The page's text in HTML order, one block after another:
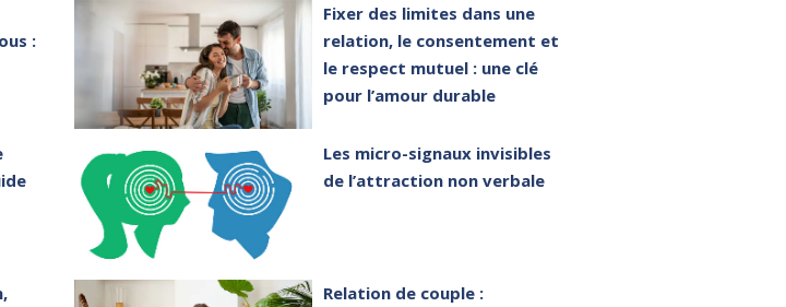
:
Fixer des limites dans une
relation, le consentement et
le respect mutuel : une clé
pour l’amour durable
Les micro-signaux invisibles
de l’attraction non verbale
Relation de couple :